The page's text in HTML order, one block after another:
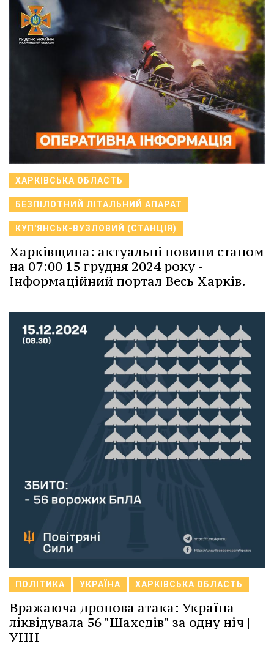
ХАРКІВСЬКА ОБЛАСТЬ
БЕЗПІЛОТНИЙ ЛІТАЛЬНИЙ АПАРАТ
КУП'ЯНСЬК-ВУЗЛОВИЙ (СТАНЦІЯ)
Харківщина: актуальні новини станом
на 07:00 15 грудня 2024 року -
Інформаційний портал Весь Харків.
ПОЛІТИКА УКРАЇНА ХАРКІВСЬКА ОБЛАСТЬ
Вражаюча дронова атака: Україна
ліквідувала 56 "Шахедів" за одну ніч |
УНН